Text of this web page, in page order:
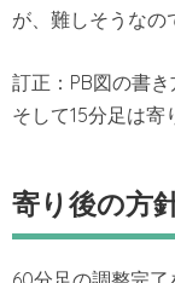
が、難しそうなの
訂正：PB図の書
そして15分足は寄
寄り後の方